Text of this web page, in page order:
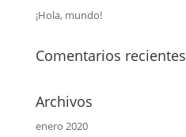
¡Hola, mundo!
Comentarios recientes
Archivos
enero 2020